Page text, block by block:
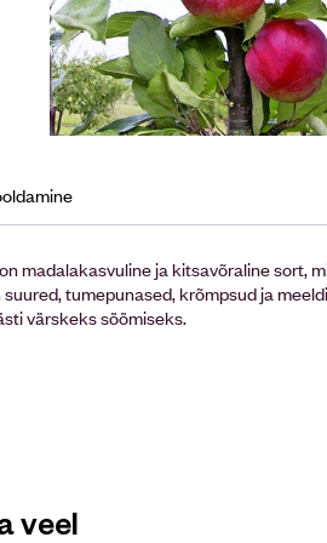
madalakasvuline ja kitsavõraline sort,
tumepunased, krõmpsud ja
värskeks söömiseks.
veel